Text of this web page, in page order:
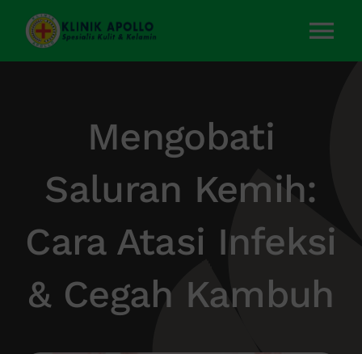
Skip
content
Layanan Kami
Tentang Kami
Artikel
Kontak Kami
Mengobati
Saluran Kemih:
Cara Atasi Infeksi
& Cegah Kambuh